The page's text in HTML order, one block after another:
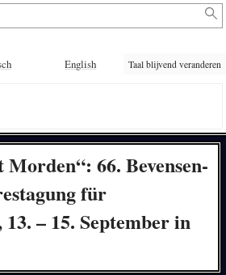
English Taal blijvend veranderen
Morden“: 66. Bevensen-
für
– 15. September in